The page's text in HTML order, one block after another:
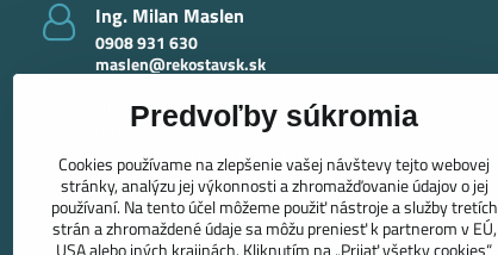
Ing​. Milan Maslen
0908 931 630
maslen@rekostavsk.sk
Ing​. Mária Maslenová - krby
0918 389 415
maslenova@rekostavsk.sk
Predvoľby súkromia
Cookies používame na zlepšenie vašej návštevy tejto webovej
stránky, analýzu jej výkonnosti a zhromažďovanie údajov o jej
používaní. Na tento účel môžeme použiť nástroje a služby tretích
strán a zhromaždené údaje sa môžu preniesť k partnerom v EÚ,
USA alebo iných krajinách. Kliknutím na „Prijať všetky cookies“